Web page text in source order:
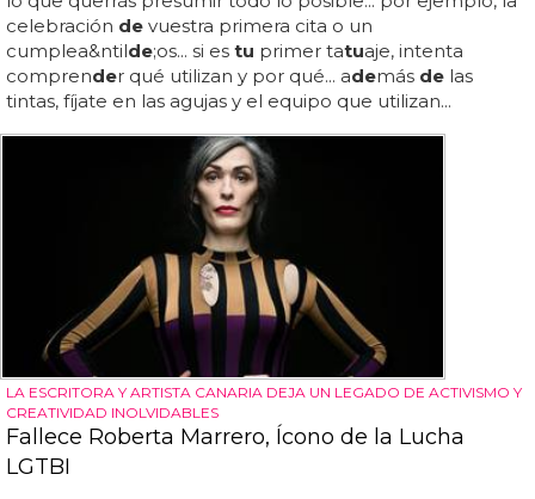
celebración de vuestra primera cita o un
cumplea&ntilde;os... si es tu primer tatuaje, intenta
comprender qué utilizan y por qué... además de las
tintas, fíjate en las agujas y el equipo que utilizan...
LA ESCRITORA Y ARTISTA CANARIA DEJA UN LEGADO DE ACTIVISMO Y
CREATIVIDAD INOLVIDABLES
Fallece Roberta Marrero, Ícono de la Lucha
LGTBI